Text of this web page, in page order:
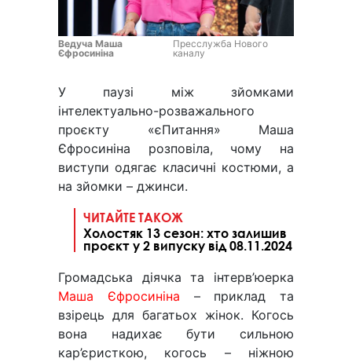
Ведуча Маша
Єфросиніна
Пресслужба Нового
каналу
У паузі між зйомками
інтелектуально-розважального
проєкту «єПитання» Маша
Єфросиніна розповіла, чому на
виступи одягає класичні костюми, а
на зйомки – джинси.
ЧИТАЙТЕ ТАКОЖ
Холостяк 13 сезон: хто залишив
проєкт у 2 випуску від 08.11.2024
Громадська діячка та інтерв’юерка
Маша Єфросиніна – приклад та
взірець для багатьох жінок. Когось
вона надихає бути сильною
кар’єристкою, когось – ніжною